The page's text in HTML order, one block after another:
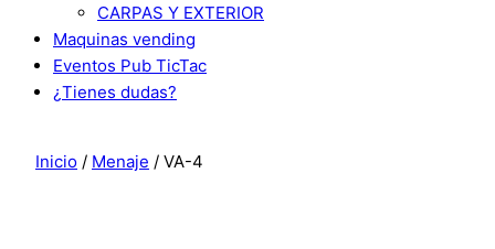
CARPAS Y EXTERIOR
Maquinas vending
Eventos Pub TicTac
¿Tienes dudas?
Inicio / Menaje / VA-4